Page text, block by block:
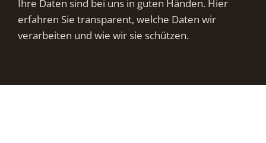
Ihre Daten sind bei uns in guten Händen. Hier
erfahren Sie transparent, welche Daten wir
verarbeiten und wie wir sie schützen.